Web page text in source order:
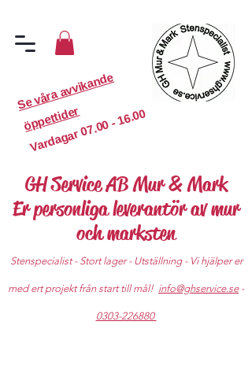
S
e
v
år
a
a
v
vi
k
a
n
d
e
ö
p
p
etti
d
er
Vardagar
07.00 - 16.00
GH Service AB Mur & Mark
Er personliga leverantör av mur
och marksten
Stenspecialist - Stort lager - Utställning - Vi hjälper er
med ert projekt från start till mål! info@ghservice.se-
0303-226880